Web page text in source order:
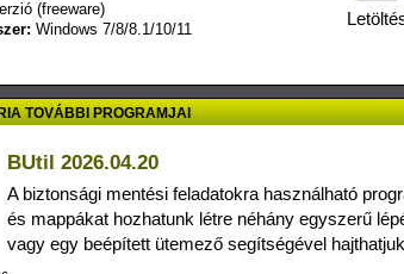
(freeware)
Windows 7/8/8.1/10/11
TOVÁBBI PROGRAMJAI
BUtil 2026.04.20
A biztonsági mentési feladatokra használható
és mappákat hozhatunk létre néhány egyszerű
vagy egy beépített ütemező segítségével